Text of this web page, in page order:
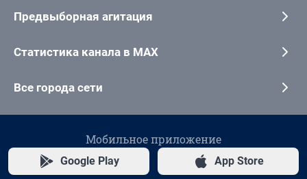
Предвыборная агитация
Статистика канала в MAX
Все города сети
Мобильное приложение
Google Play App Store